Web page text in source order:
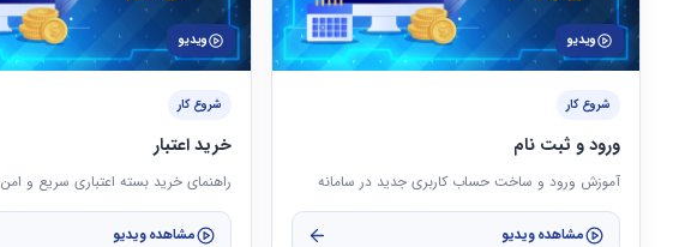
ویدیو
شروع کار
ورود و ثبت نام
آموزش ورود و ساخت حساب کاربری جدید در سامانه
مشاهده ویدیو
ویدیو
شروع کار
خرید اعتبار
راهنمای خرید بسته اعتباری سریع و امن
مشاهده ویدیو